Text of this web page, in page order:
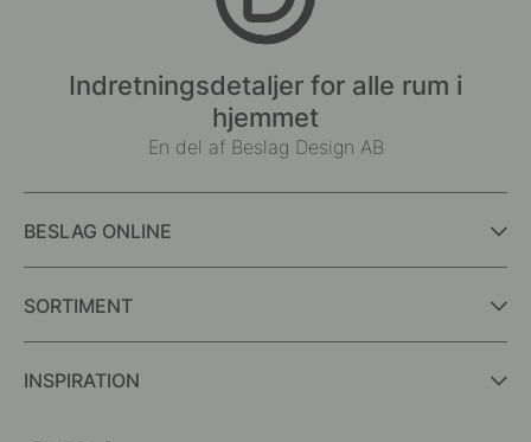
Indretningsdetaljer for alle rum i
hjemmet
En del af Beslag Design AB
BESLAG ONLINE
SORTIMENT
INSPIRATION